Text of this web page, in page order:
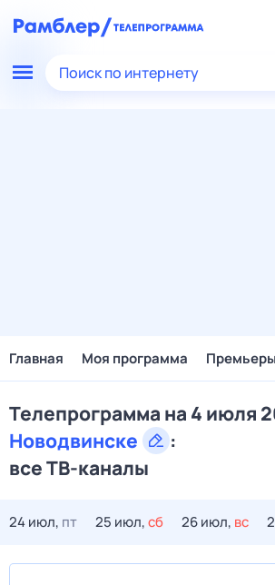
Поиск по интернету
Главная Моя программа
Телепрограмма на 4 июля
Новодвинске
:
все ТВ-каналы
24 июл, пт 25 июл,сб 26 июл, вс